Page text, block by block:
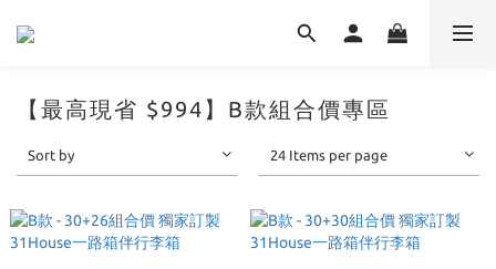
【最高現省 $994】B款組合價專區
Sort by 24 Items per page